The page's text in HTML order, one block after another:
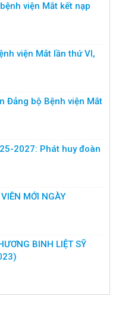
viện Mắt kết nạp
viện Mắt lần thứ VI,
Đảng bộ Bệnh viện Mắt
2027: Phát huy đoàn
MỚI NGÀY
BINH LIỆT SỸ